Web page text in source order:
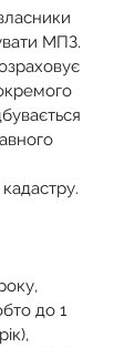
МПЗ.
до 1